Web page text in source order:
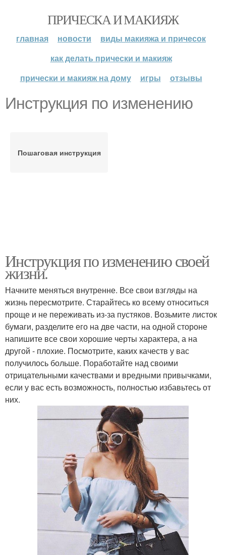
ПРИЧЕСКА И МАКИЯЖ
главная новости
виды макияжа и причесок
как делать прически и макияж
прически и макияж на дому
игры отзывы
Инструкция по изменению
Пошаговая инструкция
Инструкция по изменению своей
жизни.
Начните меняться внутренне. Все свои взгляды на
жизнь пересмотрите. Старайтесь ко всему относиться
проще и не переживать из-за пустяков. Возьмите листок
бумаги, разделите его на две части, на одной стороне
напишите все свои хорошие черты характера, а на
другой - плохие. Посмотрите, каких качеств у вас
получилось больше. Поработайте над своими
отрицательными качествами и вредными привычками,
если у вас есть возможность, полностью избавьтесь от
них.